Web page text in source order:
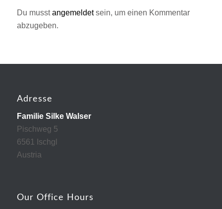
Du musstangemeldetsein, um einen Kommentar
abzugeben.
Adresse
Familie Silke Walser
Pischweg 5
6561 Ischgl
Austria
Our Office Hours